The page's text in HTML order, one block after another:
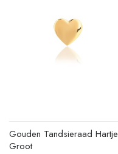
Gouden Tandsieraad Hartje
Groot